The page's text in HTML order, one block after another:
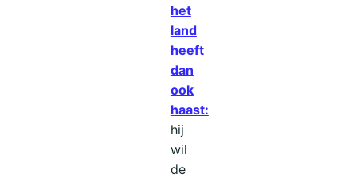
het
land
heeft
dan
ook
haast:
hij
wil
de